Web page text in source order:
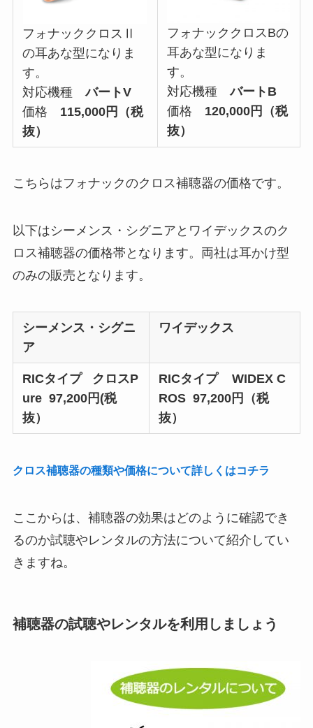
フォナッククロスⅡ
の耳あな型になりま
す。
対応機種バートV
価格 115,000円（税
抜）
フォナッククロスBの
耳あな型になりま
す。
対応機種バートB
価格 120,000円（税
抜）
こちらはフォナックのクロス補聴器の価格です。
以下はシーメンス・シグニアとワイデックスのク
ロス補聴器の価格帯となります。両社は耳かけ型
のみの販売となります。
シーメンス・シグニ
ア
ワイデックス
RICタイプ クロスP
ure 97,200円(税
抜）
RICタイプ
WIDEX C
ROS 97,200円（税
抜）
クロス補聴器の種類や価格について詳しくはコチラ
ここからは、補聴器の効果はどのように確認でき
るのか試聴やレンタルの方法について紹介してい
きますね。
補聴器の試聴やレンタルを利用しましょう